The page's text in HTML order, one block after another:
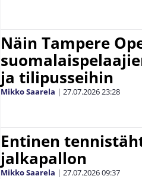
Näin Tampere
ja tilipusseihin
Mikko Saarela | 27.07.202623:28
Entinen
jalkapallon
Mikko Saarela | 27.07.202609:37